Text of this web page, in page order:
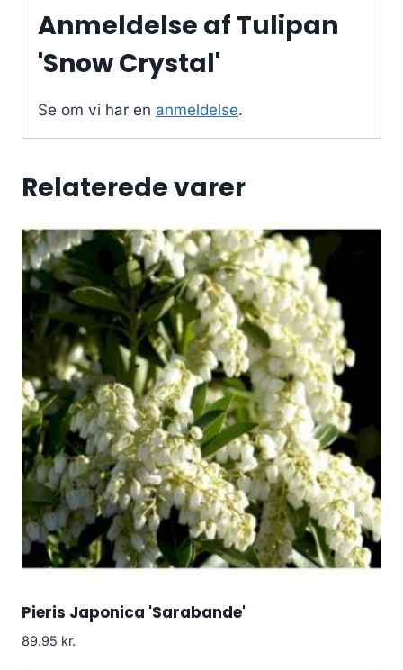
Anmeldelse af Tulipan
'Snow Crystal'
Se om vi har en anmeldelse.
Relaterede varer
Pieris Japonica 'Sarabande'
89.95 kr.